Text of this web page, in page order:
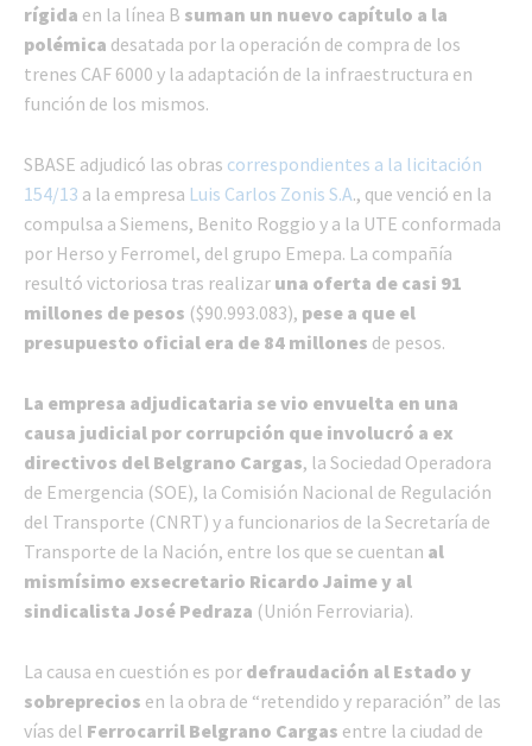
rígida en la línea B suman un nuevo capítulo a la
polémica desatada por la operación de compra de los
trenes CAF 6000 y la adaptación de la infraestructura en
función de los mismos.
SBASE adjudicó las obras correspondientes a la licitación
154/13 a la empresa Luis Carlos Zonis S.A., que venció en la
compulsa a Siemens, Benito Roggio y a la UTE conformada
por Herso y Ferromel, del grupo Emepa. La compañía
resultó victoriosa tras realizar una oferta de casi 91
millones de pesos ($90.993.083), pese a que el
presupuesto oficial era de 84 millones de pesos.
La empresa adjudicataria se vio envuelta en una
causa judicial por corrupción que involucró a ex
directivos del Belgrano Cargas, la Sociedad Operadora
de Emergencia (SOE), la Comisión Nacional de Regulación
del Transporte (CNRT) y a funcionarios de la Secretaría de
Transporte de la Nación, entre los que se cuentan al
mismísimo exsecretario Ricardo Jaime y al
sindicalista José Pedraza (Unión Ferroviaria).
La causa en cuestión es por defraudación al Estado y
sobreprecios en la obra de “retendido y reparación” de las
vías del Ferrocarril Belgrano Cargas entre la ciudad de